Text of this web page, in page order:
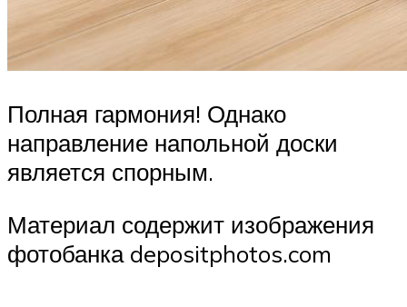
Полная гармония! Однако
направление напольной доски
является спорным.
Материал содержит изображения
фотобанка depositphotos.com